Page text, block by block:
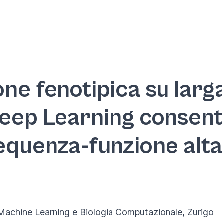
fenotipica su
Learning
funzione
Learning e Biologia Computazionale, Zurigo